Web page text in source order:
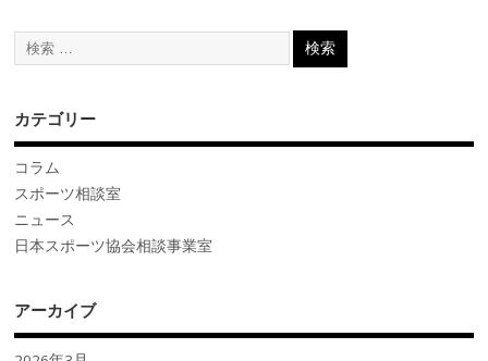
k
カテゴリー
コラム
スポーツ相談室
ニュース
日本スポーツ協会相談事業室
アーカイブ